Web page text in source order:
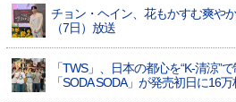
チョン・ヘイン、花もかすむ爽や
（7日）放送
「TWS」、日本の都心を“K-清涼”
「SODA SODA」が発売初日に16